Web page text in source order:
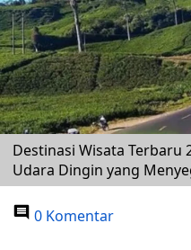
Destinasi Wisata Terbaru
Udara Dingin yang
0 Komentar